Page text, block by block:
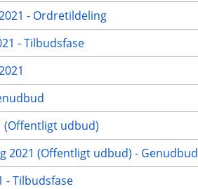
- Ordretildeling
- Tilbudsfase
(Offentligt udbud)
2021 (Offentligt udbud) - Genudbud
- Tilbudsfase